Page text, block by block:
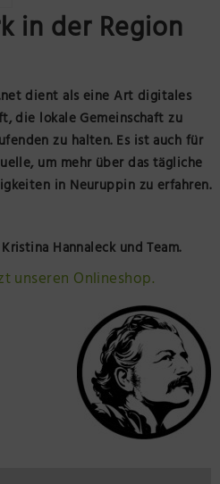
Neuruppin
Wustrau
Dosse
in der Region
dient als eine Art digitales
die lokale Gemeinschaft zu
zu halten. Es ist auch für
um mehr über das tägliche
in Neuruppin zu erfahren.
Hannaleck und Team.
unseren Onlineshop.